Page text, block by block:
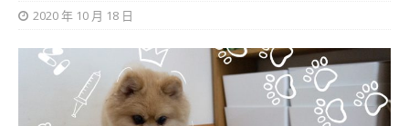
2020 年 10 月 18 日